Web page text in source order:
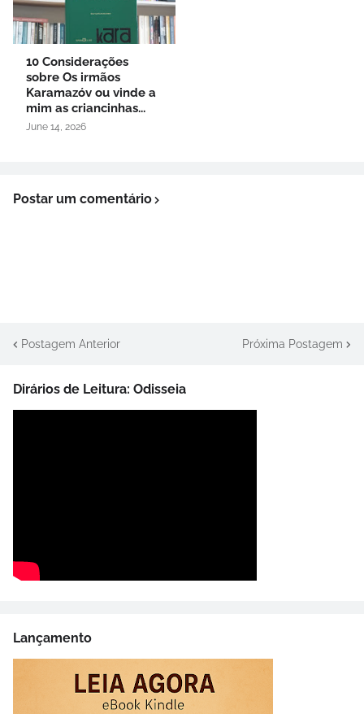
10 Considerações
sobre Os irmãos
Karamazóv ou vinde a
mim as criancinhas...
June 14, 2026
Postar um comentário
Postagem Anterior Próxima Postagem
Dirários de Leitura: Odisseia
Lançamento